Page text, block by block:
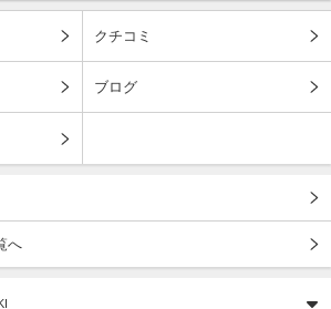
クチコミ
ブログ
へ